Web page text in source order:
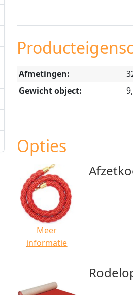
Afmetingen:
Gewicht object:
Opties
Meer
informatie